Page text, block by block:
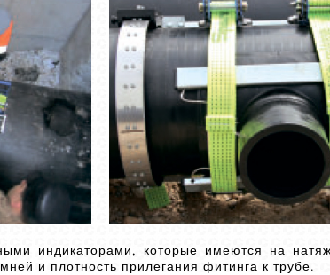
индикаторами, которые имеются на
и плотность прилегания фитинга к трубе.